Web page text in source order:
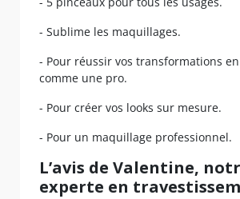
- Sublime les maquillages.
- Pour réussir vos transformations
comme une pro.
- Pour créer vos looks sur mesure.
- Pour un maquillage professionnel.
L’avis de Valentine,
experte en